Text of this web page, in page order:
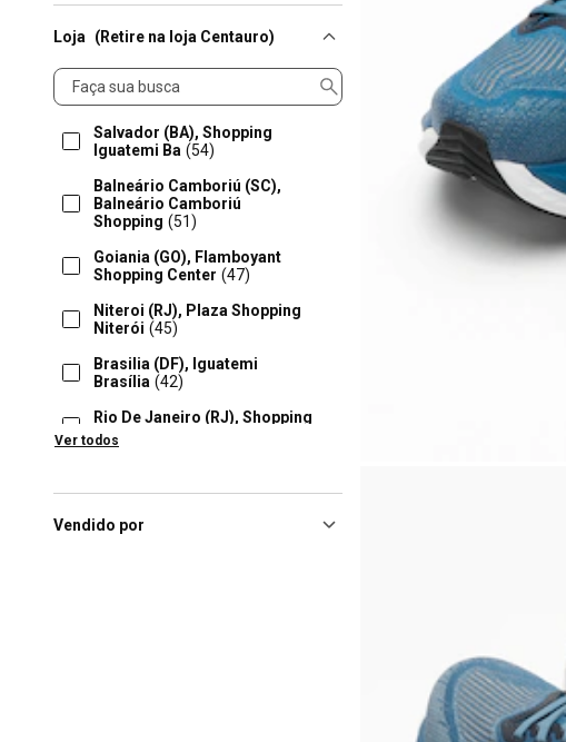
Loja (Retire na loja Centauro)
Loja
Salvador (BA), Shopping
Iguatemi Ba (54)
Balneário Camboriú (SC),
Balneário Camboriú
Shopping (51)
Goiania (GO), Flamboyant
Shopping Center (47)
Niteroi (RJ), Plaza Shopping
Niterói (45)
Brasilia (DF), Iguatemi
Brasília (42)
Rio De Janeiro (RJ), Shopping
Nova América
Florianópolis (SC), Floripa
Ver todos
Vendido por